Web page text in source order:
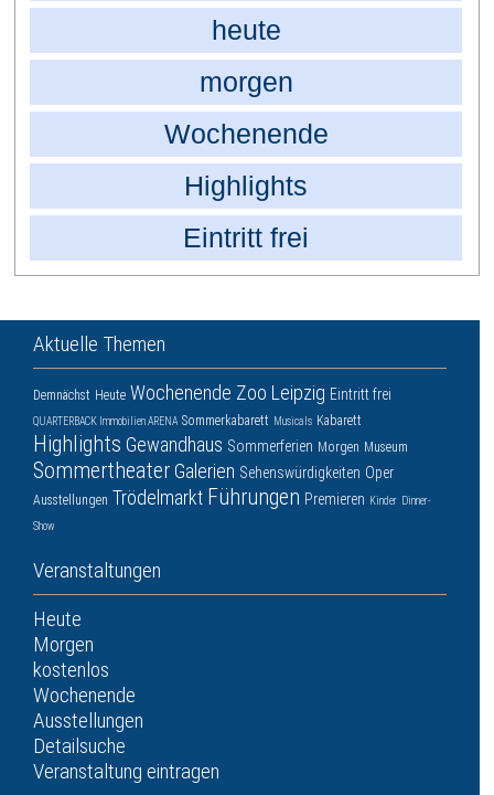
heute
morgen
Wochenende
Highlights
Eintritt frei
Aktuelle Themen
Demnächst Heute Wochenende Zoo Leipzig Eintritt frei
QUARTERBACK Immobilien ARENA Sommerkabarett Musicals Kabarett
Highlights Gewandhaus Sommerferien Morgen Museum
Sommertheater Galerien Sehenswürdigkeiten Oper
Ausstellungen Trödelmarkt Führungen Premieren Kinder Dinner-
Show
Veranstaltungen
Heute
Morgen
kostenlos
Wochenende
Ausstellungen
Detailsuche
Veranstaltung eintragen